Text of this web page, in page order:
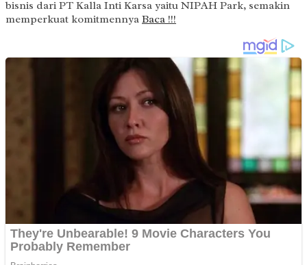
bisnis dari PT Kalla Inti Karsa yaitu NIPAH Park, semakin
memperkuat komitmennya Baca !!!